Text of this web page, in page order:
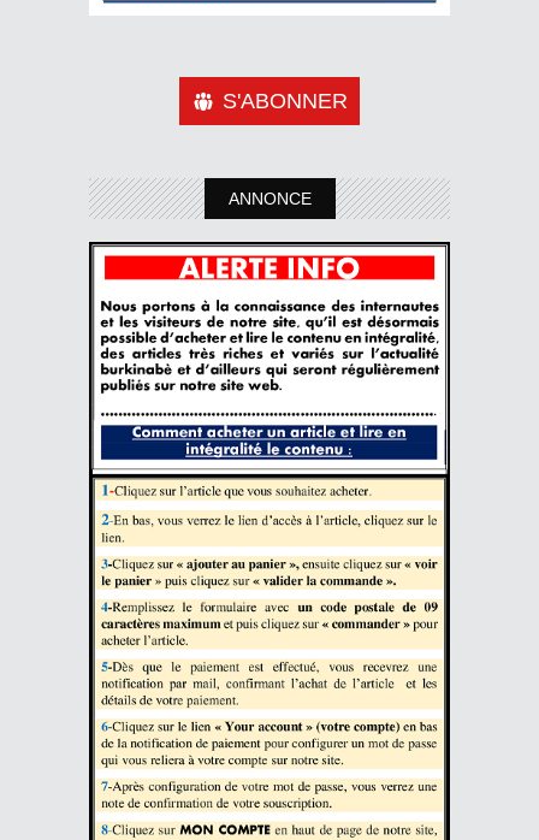
S'ABONNER
ANNONCE